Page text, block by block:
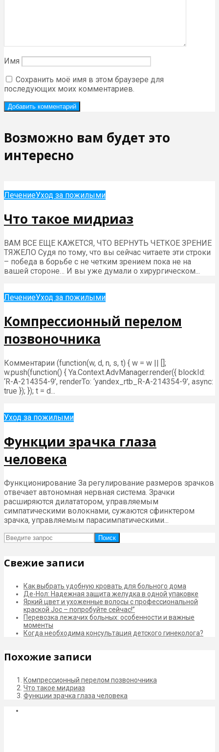
Имя
Сохранить моё имя в этом браузере для
последующих моих комментариев.
Возможно вам будет это
интересно
ЛечениеУход за пожилыми
Что такое мидриаз
ВАМ ВСЕ ЕЩЕ КАЖЕТСЯ, ЧТО ВЕРНУТЬ ЧЕТКОЕ ЗРЕНИЕ
ТЯЖЕЛО Судя по тому, что вы сейчас читаете эти строки
– победа в борьбе с не четким зрением пока не на
вашей стороне… И вы уже думали о хирургическом...
ЛечениеУход за пожилыми
Компрессионный перелом
позвоночника
Комментарии (function(w, d, n, s, t) { w = w || [];
w.push(function() { Ya.Context.AdvManager.render({ blockId:
‘R-A-214354-9’, renderTo: ‘yandex_rtb_R-A-214354-9’, async:
true }); }); t = d...
Уход за пожилыми
Функции зрачка глаза
человека
Функционирование За регулирование размеров зрачков
отвечает автономная нервная система. Зрачки
расширяются дилататором, управляемым
симпатическими волокнами, сужаются сфинктером
зрачка, управляемым парасимпатическими...
Поиск
Свежие записи
Как выбрать удобную кровать для больного дома
Де-Нол: Надежная защита желудка в одной упаковке
Яркий цвет и ухоженные волосы с профессиональной
краской Joc – попробуйте сейчас!”
Перевозка лежачих больных: особенности и важные
моменты
Когда необходима консультация детского гинеколога?
Похожие записи
Компрессионный перелом позвоночника
Что такое мидриаз
Функции зрачка глаза человека